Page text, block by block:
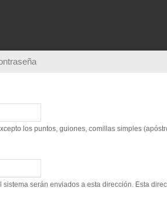
los puntos, guiones, comillas simples
serán enviados a esta dirección. Esta